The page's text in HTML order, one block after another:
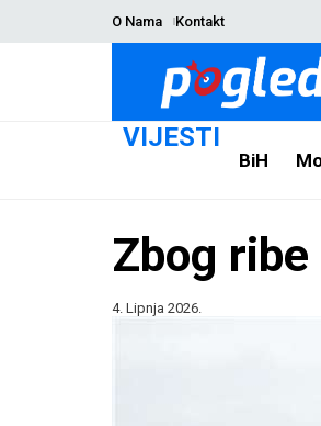
O Nama Kontakt
VIJESTI
BiH
Zbog
4. Lipnja 2026.